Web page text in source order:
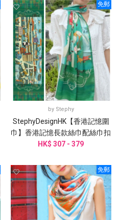
免郵
by Stephy
StephyDesignHK【香港記憶圍
巾】香港記憶長款絲巾配絲巾扣
高貴禮盒
HK$ 307 - 379
免郵